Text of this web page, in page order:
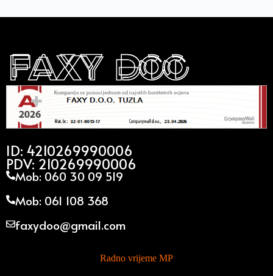
ID: 4210269990006
PDV: 210269990006
Mob: 060 30 09 519
Mob: 061 108 368
faxydoo@gmail.com
Radno vrijeme MP